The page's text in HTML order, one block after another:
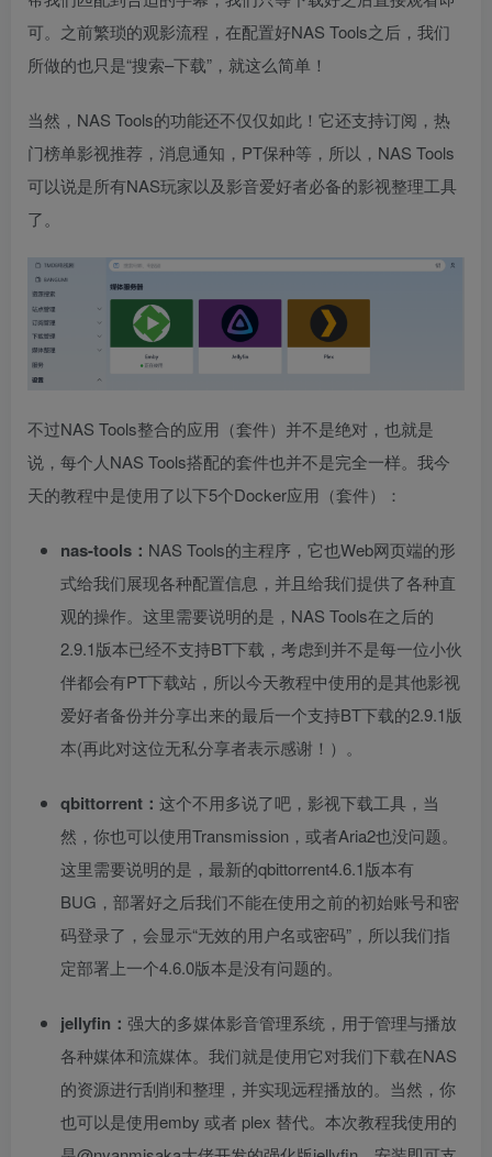
可。之前繁琐的观影流程，在配置好NAS Tools之后，我们
所做的也只是“搜索–下载”，就这么简单！
当然，NAS Tools的功能还不仅仅如此！它还支持订阅，热
门榜单影视推荐，消息通知，PT保种等，所以，NAS Tools
可以说是所有NAS玩家以及影音爱好者必备的影视整理工具
了。
不过NAS Tools整合的应用（套件）并不是绝对，也就是
说，每个人NAS Tools搭配的套件也并不是完全一样。我今
天的教程中是使用了以下5个Docker应用（套件）：
nas-tools： NAS Tools的主程序，它也Web网页端的形
式给我们展现各种配置信息，并且给我们提供了各种直
观的操作。这里需要说明的是，NAS Tools在之后的
2.9.1版本已经不支持BT下载，考虑到并不是每一位小伙
伴都会有PT下载站，所以今天教程中使用的是其他影视
爱好者备份并分享出来的最后一个支持BT下载的2.9.1版
本(再此对这位无私分享者表示感谢！）。
qbittorrent： 这个不用多说了吧，影视下载工具，当
然，你也可以使用Transmission，或者Aria2也没问题。
这里需要说明的是，最新的qbittorrent4.6.1版本有
BUG，部署好之后我们不能在使用之前的初始账号和密
码登录了，会显示“无效的用户名或密码”，所以我们指
定部署上一个4.6.0版本是没有问题的。
jellyfin： 强大的多媒体影音管理系统，用于管理与播放
各种媒体和流媒体。我们就是使用它对我们下载在NAS
的资源进行刮削和整理，并实现远程播放的。当然，你
也可以是使用emby 或者 plex 替代。本次教程我使用的